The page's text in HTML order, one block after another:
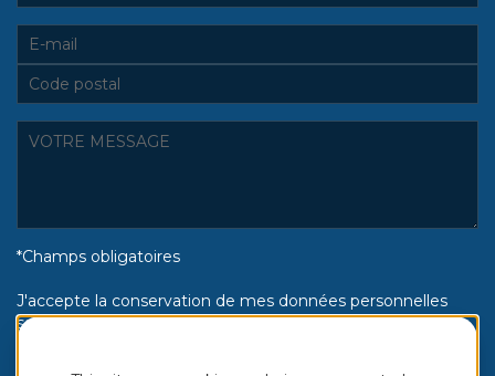
*Champs obligatoires
J'accepte la conservation de mes données personnelles
selon la politique de confidentialité Piscines Aquinox :